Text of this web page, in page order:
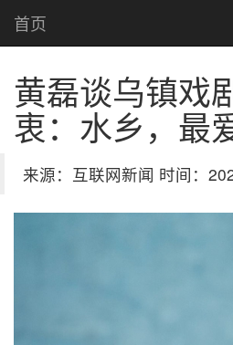
首页
黄磊谈乌镇戏
衷：水乡，最
来源：互联网新闻 时间：